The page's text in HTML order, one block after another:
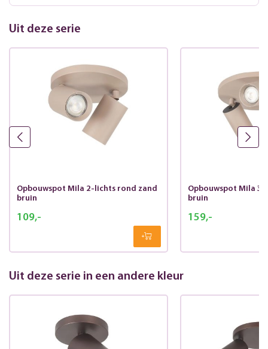
Uit deze serie
Opbouwspot Mila 2-lichts rond zand
bruin
109,-
Opbouwspot Mila
bruin
159,-
Uit deze serie in een andere kleur